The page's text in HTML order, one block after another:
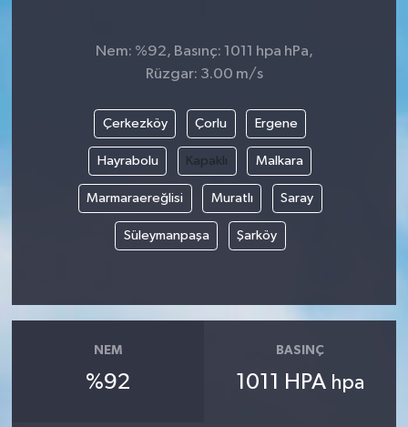
Nem: %92, Basınç: 1011 hpa hPa,
Rüzgar: 3.00 m/s
Çerkezköy Çorlu Ergene
Hayrabolu Kapaklı Malkara
Marmaraereğlisi Muratlı Saray
Süleymanpaşa Şarköy
NEM
%92
BASINÇ
1011 HPA hpa
Bilim, Teknoloji